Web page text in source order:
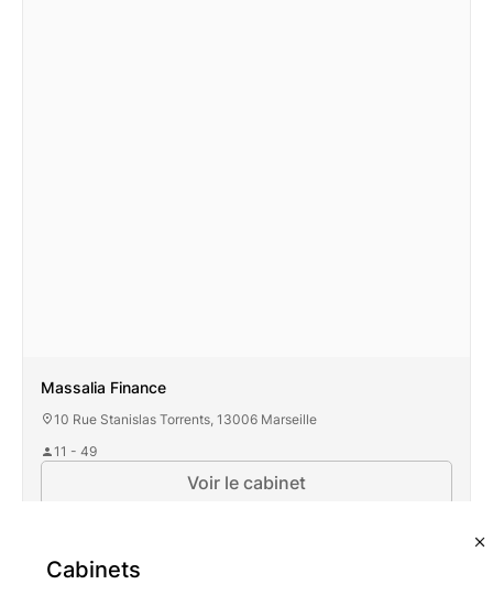
Cabinets
Massalia Finance
10 Rue Stanislas Torrents, 13006 Marseille
11 - 49
Voir le cabinet